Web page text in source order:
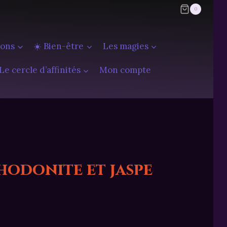
0
☀️ Bien-être Les magies
cercle d’affinités Mon compte
et jaspe